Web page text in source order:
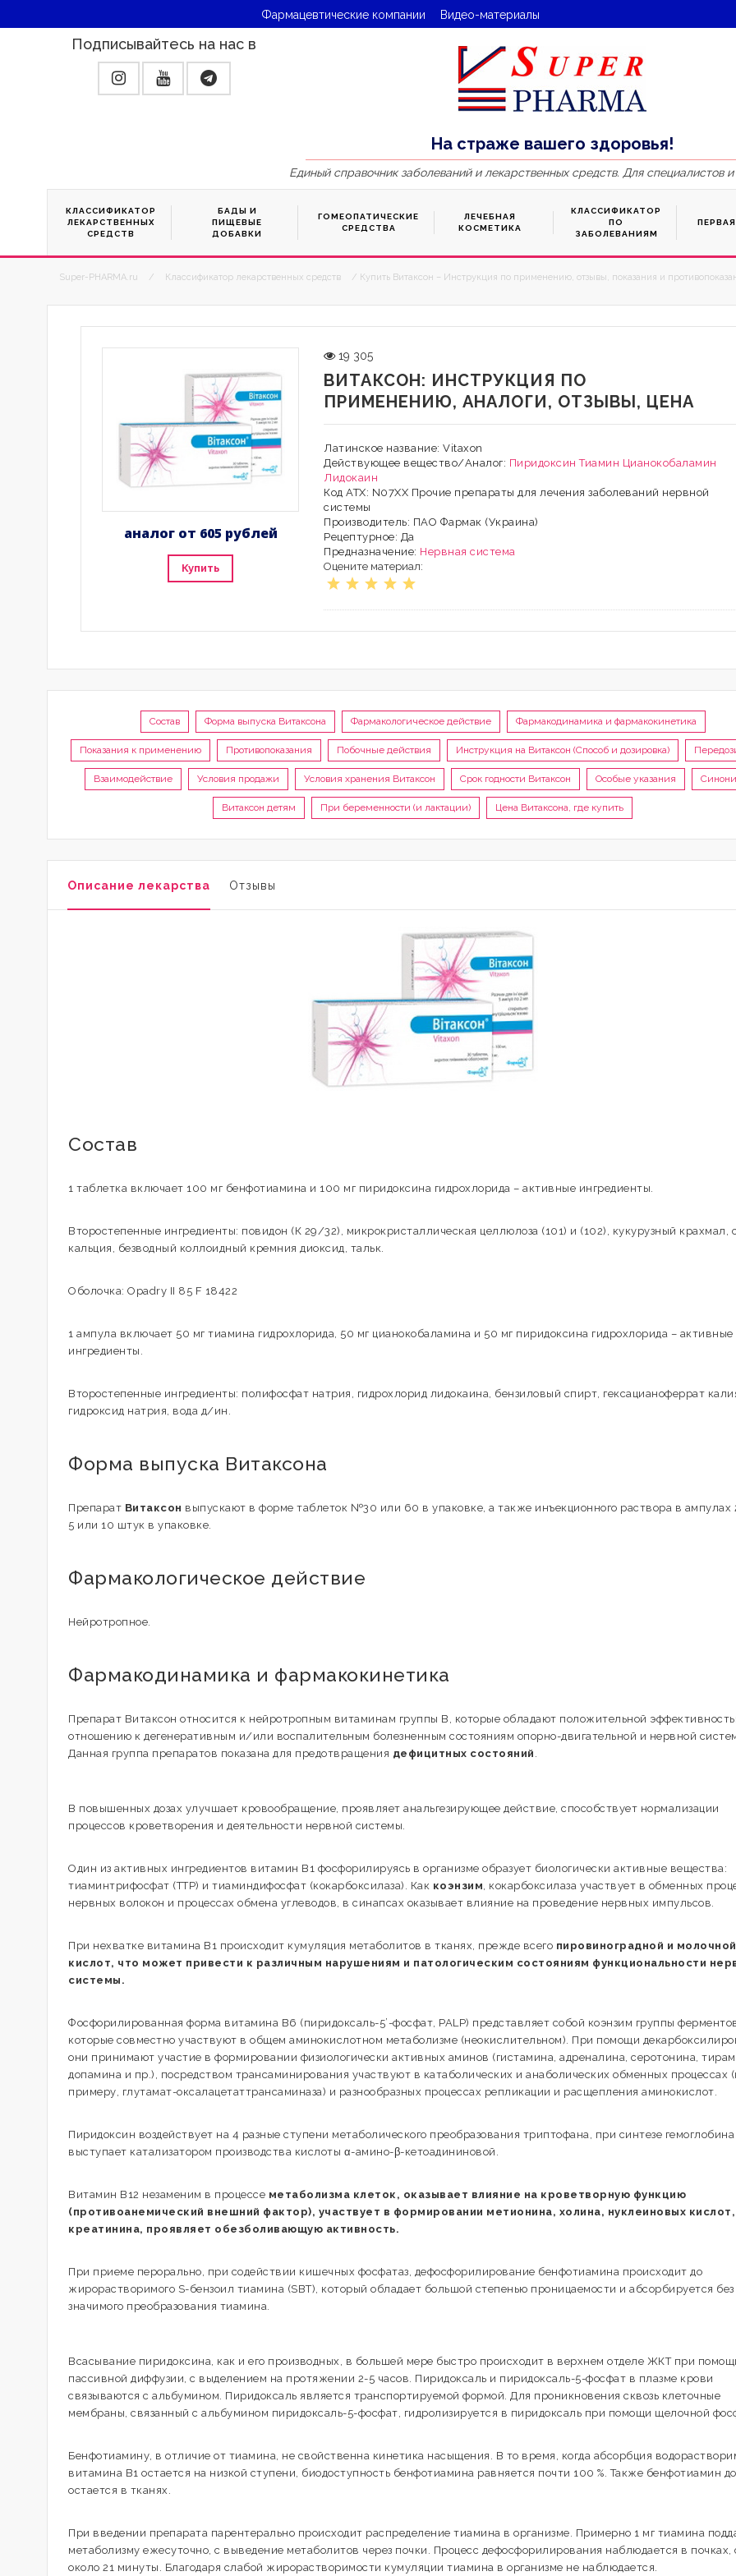
Фармацевтические компании Видео-материалы
Подписывайтесь на нас в
На страже вашего здоровья!
Единый справочник заболеваний и лекарственных средств. Для специалистов
КЛАССИФИКАТОР
ЛЕКАРСТВЕННЫХ
СРЕДСТВ
БАДЫ И
ПИЩЕВЫЕ
ДОБАВКИ
ГОМЕОПАТИЧЕСКИЕ
СРЕДСТВА
ЛЕЧЕБНАЯ
КОСМЕТИКА
КЛАССИФИКАТОР
ПО
ЗАБОЛЕВАНИЯМ
Super-PHARMA.ru / Классификатор лекарственных средств / Купить Витаксон – Инструкция по применению, отзывы, показания и
аналог от 605 рублей
Купить
19 305
ВИТАКСОН: ИНСТРУКЦИЯ ПО
ПРИМЕНЕНИЮ, АНАЛОГИ, ОТЗЫВЫ, ЦЕНА
Латинское название: Vitaxon
Действующее вещество/Аналог: Пиридоксин Тиамин Цианокобаламин
Лидокаин
Код АТХ: N07XX Прочие препараты для лечения заболеваний нервной
системы
Производитель: ПАО Фармак (Украина)
Рецептурное: Да
Предназначение: Нервная система
Оцените материал:
Состав Форма выпуска Витаксона Фармакологическое действие Фармакодинамика и фармакокинетика
Показания к применению Противопоказания Побочные действия Инструкция на Витаксон (Способ и дозировка)
Взаимодействие Условия продажи Условия хранения Витаксон Срок годности Витаксон Особые указания
Витаксон детям При беременности (и лактации) Цена Витаксона, где купить
Описание лекарства Отзывы
Состав
1 таблетка включает 100 мг бенфотиамина и 100 мг пиридоксина гидрохлорида – активные ингредиенты.
Второстепенные ингредиенты: повидон (К 29/32), микрокристаллическая целлюлоза (101) и (102), кукурузный крахмал,
кальция, безводный коллоидный кремния диоксид, тальк.
Оболочка: Opadry II 85 F 18422
1 ампула включает 50 мг тиамина гидрохлорида, 50 мг цианокобаламина и 50 мг пиридоксина гидрохлорида – активные
ингредиенты.
Второстепенные ингредиенты: полифосфат натрия, гидрохлорид лидокаина, бензиловый спирт, гексацианоферрат калия
гидроксид натрия, вода д/ин.
Форма выпуска Витаксона
Препарат Витаксон выпускают в форме таблеток №30 или 60 в упаковке, а также инъекционного раствора в ампулах
5 или 10 штук в упаковке.
Фармакологическое действие
Нейротропное.
Фармакодинамика и фармакокинетика
Препарат Витаксон относится к нейротропным витаминам группы В, которые обладают положительной
отношению к дегенеративным и/или воспалительным болезненным состояниям опорно-двигательной и нервной
Данная группа препаратов показана для предотвращения дефицитных состояний .
В повышенных дозах улучшает кровообращение, проявляет анальгезирующее действие, способствует нормализации
процессов кроветворения и деятельности нервной системы.
Один из активных ингредиентов витамин В1 фосфорилируясь в организме образует биологически активные вещества:
тиаминтрифосфат (ТТР) и тиаминдифосфат (кокарбоксилаза). Как коэнзим, кокарбоксилаза участвует в обменных
нервных волокон и процессах обмена углеводов, в синапсах оказывает влияние на проведение нервных импульсов.
При нехватке витамина В1 происходит кумуляция метаболитов в тканях, прежде всего пировиноградной и молочной
кислот, что может привести к различным нарушениям и патологическим состояниям функциональности
системы.
Фосфорилированная форма витамина В6 (пиридоксаль-5’-фосфат, PALP) представляет собой коэнзим группы
которые совместно участвуют в общем аминокислотном метаболизме (неокислительном). При помощи
они принимают участие в формировании физиологически активных аминов (гистамина, адреналина, серотонина,
допамина и пр.), посредством трансаминирования участвуют в катаболических и анаболических обменных процессах
примеру, глутамат-оксалацетаттрансаминаза) и разнообразных процессах репликации и расщепления аминокислот.
Пиридоксин воздействует на 4 разные ступени метаболического преобразования триптофана, при синтезе гемоглобина
выступает катализатором производства кислоты α-амино-β-кетоадининовой.
Витамин В12 незаменим в процессе метаболизма клеток, оказывает влияние на кроветворную функцию
(противоанемический внешний фактор), участвует в формировании метионина, холина, нуклеиновых кислот,
креатинина, проявляет обезболивающую активность.
При приеме перорально, при содействии кишечных фосфатаз, дефосфорилирование бенфотиамина происходит до
жирорастворимого S-бензоил тиамина (SBT), который обладает большой степенью проницаемости и абсорбируется без
значимого преобразования тиамина.
Всасывание пиридоксина, как и его производных, в большей мере быстро происходит в верхнем отделе ЖКТ при
пассивной диффузии, с выделением на протяжении 2-5 часов. Пиридоксаль и пиридоксаль-5-фосфат в плазме крови
связываются с альбумином. Пиридоксаль является транспортируемой формой. Для проникновения сквозь клеточные
мембраны, связанный с альбумином пиридоксаль-5-фосфат, гидролизируется в пиридоксаль при помощи щелочной
Бенфотиамину, в отличие от тиамина, не свойственна кинетика насыщения. В то время, когда абсорбция
витамина В1 остается на низкой ступени, биодоступность бенфотиамина равняется почти 100 %. Также бенфотиамин
остается в тканях.
При введении препарата парентерально происходит распределение тиамина в организме. Примерно 1 мг тиамина
метаболизму ежесуточно, с выведение метаболитов через почки. Процесс дефосфорилирования наблюдается в почках,
около 21 минуты. Благодаря слабой жирорастворимости кумуляции тиамина в организме не наблюдается.